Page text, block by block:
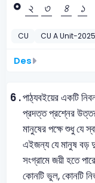
২ ৩ ৪ ১
CU CU A Unit-2025
Des
6 .পাঠ্যবইয়ের একটি
প্রদত্ত প্রশ্নের
মানুষের পক্ষে শুধু যে
এইজন্য যে মানুষ বড়
সংগ্রামে জয়ী হতে
কোনটি ভুল, কোনটি